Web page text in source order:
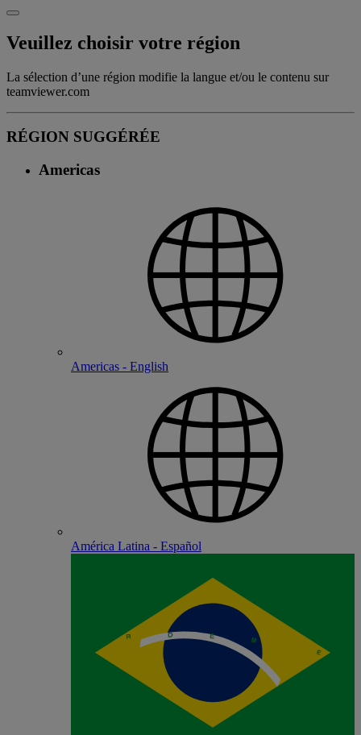
Veuillez choisir votre région
La sélection d’une région modifie la langue et/ou le contenu sur
teamviewer.com
RÉGION SUGGÉRÉE
Americas
Americas - English
América Latina - Español